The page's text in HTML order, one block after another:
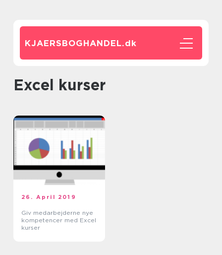
KJAERSBOGHANDEL.dk
excel kurser
26. April 2019
Giv medarbejderne nye
kompetencer med Excel
kurser